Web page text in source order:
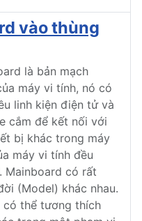
vào thùng
là bản mạch
máy vi tính, nó có
linh kiện điện tử và
cắm để kết nối với
bị khác trong máy
máy vi tính đều
Mainboard có rất
(Model) khác nhau.
có thể tương thích